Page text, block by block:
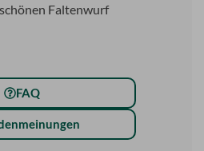
Faltenwurf
FAQ